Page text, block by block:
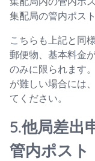
集配局の管内ポス
こちらも上記と同
郵便物、基本料金
のみに限られます
が難しい場合には
てください。
5.他局差出
管内ポスト